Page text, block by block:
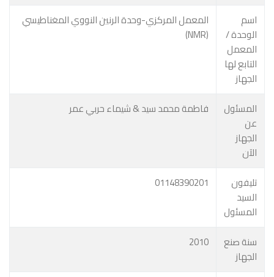
اسم
الوحدة /
المعمل
التابع لها
الجهاز
المعمل المركزي-وحدة الرنين النووي المغناطيسي
(NMR)
المسئول
عن
الجهاز
الآن
فاطمة محمد سيد & شيماء حربي عمر
تليفون
السيد
المسئول
01148390201
سنة صنع
الجهاز
2010